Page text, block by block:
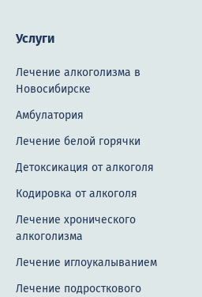
Услуги
Лечение алкоголизма в
Новосибирске
Амбулатория
Лечение белой горячки
Детоксикация от алкоголя
Кодировка от алкоголя
Лечение хронического
алкоголизма
Лечение иглоукалыванием
Лечение подросткового